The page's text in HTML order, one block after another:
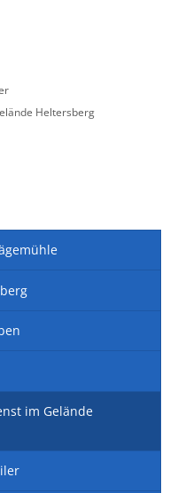
Heltersberg
im Gelände